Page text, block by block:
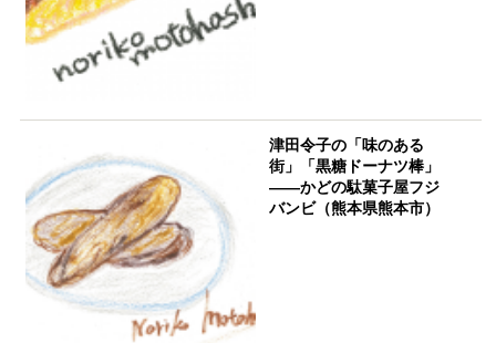
津田令子の「味のある
街」「黒糖ドーナツ棒」
――かどの駄菓子屋フジ
バンビ（熊本県熊本市）